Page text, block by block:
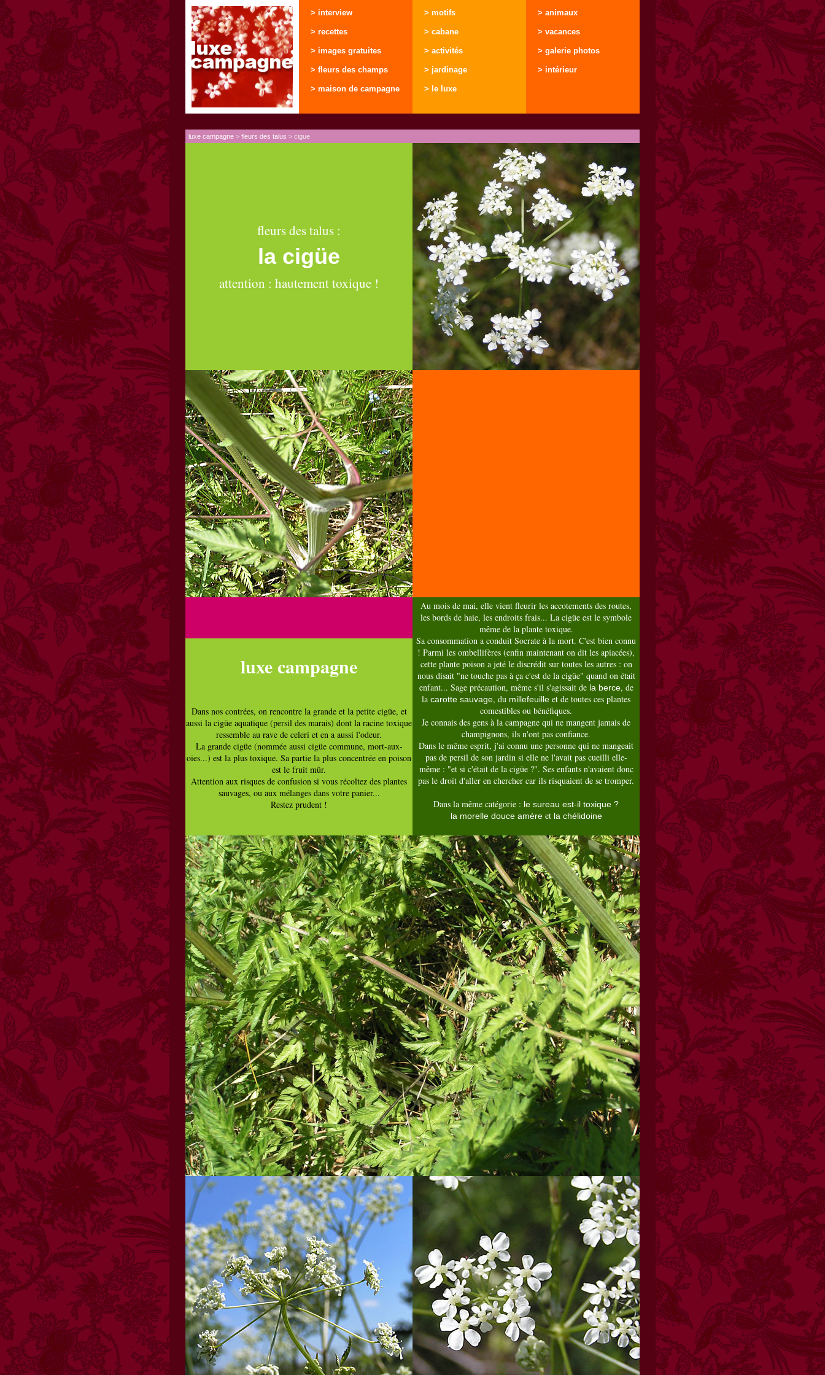
> interview
> recettes
> images gratuites
> fleurs des champs
> maison de campagne
> motifs
> cabane
> activités
> jardinage
> le luxe
> animaux
> vacances
> galerie photos
> intérieur
luxe campagne > fleurs des talus > cigue
fleurs des talus :
la cigüe
attention : hautement toxique !
luxe campagne
Dans nos contrées, on rencontre la grande et la petite cigüe, et
aussi la cigüe aquatique (persil des marais) dont la racine toxique
ressemble au rave de celeri et en a aussi l'odeur.
La grande cigüe (nommée aussi cigüe commune, mort-aux-
oies...) est la plus toxique. Sa partie la plus concentrée en poison
est le fruit mûr.
Attention aux risques de confusion si vous récoltez des plantes
sauvages, ou aux mélanges dans votre panier...
Restez prudent !
Au mois de mai, elle vient fleurir les accotements des routes,
les bords de haie, les endroits frais... La cigüe est le symbole
même de la plante toxique.
Sa consommation a conduit Socrate à la mort. C'est bien connu
! Parmi les ombellifères (enfin maintenant on dit les apiacées),
cette plante poison a jeté le discrédit sur toutes les autres : on
nous disait "ne touche pas à ça c'est de la cigüe" quand on était
enfant... Sage précaution, même s'il s'agissait de la berce, de
la carotte sauvage, du millefeuille et de toutes ces plantes
comestibles ou bénéfiques.
Je connais des gens à la campagne qui ne mangent jamais de
champignons, ils n'ont pas confiance.
Dans le même esprit, j'ai connu une personne qui ne mangeait
pas de persil de son jardin si elle ne l'avait pas cueilli elle-
même : "et si c'était de la cigüe ?". Ses enfants n'avaient donc
pas le droit d'aller en chercher car ils risquaient de se tromper.
Dans la même catégorie : le sureau est-il toxique ?
la morelle douce amèreet la chélidoine